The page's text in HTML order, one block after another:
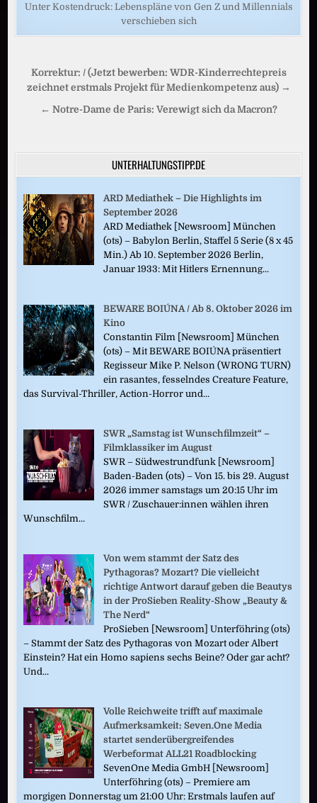
Unter Kostendruck: Lebenspläne von Gen Z und Millennials
verschieben sich
Beitragsnavigation
Korrektur: / (Jetzt bewerben: WDR-Kinderrechtepreis
zeichnet erstmals Projekt für Medienkompetenz aus) →
← Notre-Dame de Paris: Verewigt sich da Macron?
UNTERHALTUNGSTIPP.DE
ARD Mediathek – Die Highlights im
September 2026
ARD Mediathek [Newsroom] München
(ots) – Babylon Berlin, Staffel 5 Serie (8 x 45
Min.) Ab 10. September 2026 Berlin,
Januar 1933: Mit Hitlers Ernennung...
BEWARE BOIÚNA / Ab 8. Oktober 2026 im
Kino
Constantin Film [Newsroom] München
(ots) – Mit BEWARE BOIÚNA präsentiert
Regisseur Mike P. Nelson (WRONG TURN)
ein rasantes, fesselndes Creature Feature,
das Survival-Thriller, Action-Horror und...
SWR „Samstag ist Wunschfilmzeit“ –
Filmklassiker im August
SWR – Südwestrundfunk [Newsroom]
Baden-Baden (ots) – Von 15. bis 29. August
2026 immer samstags um 20:15 Uhr im
SWR / Zuschauer:innen wählen ihren
Wunschfilm...
Von wem stammt der Satz des
Pythagoras? Mozart? Die vielleicht
richtige Antwort darauf geben die Beautys
in der ProSieben Reality-Show „Beauty &
The Nerd“
ProSieben [Newsroom] Unterföhring (ots)
– Stammt der Satz des Pythagoras von Mozart oder Albert
Einstein? Hat ein Homo sapiens sechs Beine? Oder gar acht?
Und...
Volle Reichweite trifft auf maximale
Aufmerksamkeit: Seven.One Media
startet senderübergreifendes
Werbeformat ALL21 Roadblocking
SevenOne Media GmbH [Newsroom]
Unterföhring (ots) – Premiere am
morgigen Donnerstag um 21:00 Uhr: Erstmals laufen auf